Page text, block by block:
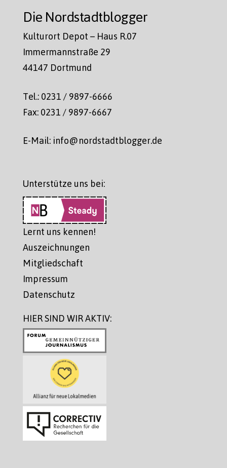
Die Nordstadtblogger
Kulturort Depot – Haus R.07
Immermannstraße 29
44147 Dortmund
Tel.: 0231 / 9897-6666
Fax: 0231 / 9897-6667
E-Mail: info@nordstadtblogger.de
Unterstütze uns bei:
Lernt uns kennen!
Auszeichnungen
Mitgliedschaft
Impressum
Datenschutz
HIER SIND WIR AKTIV: